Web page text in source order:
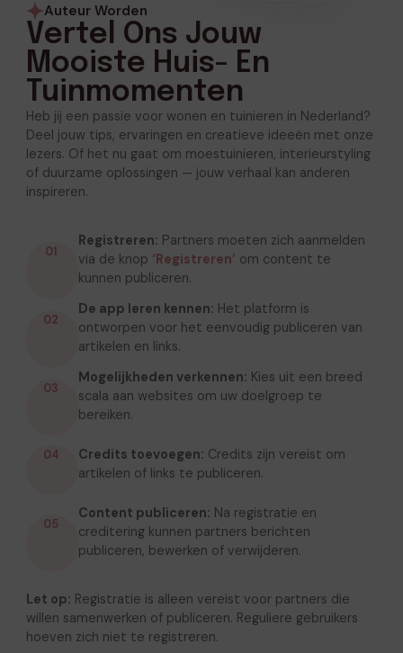
Auteur Worden
Vertel Ons Jouw
Mooiste Huis- En
Tuinmomenten
Heb jij een passie voor wonen en tuinieren in Nederland?
Deel jouw tips, ervaringen en creatieve ideeën met onze
lezers. Of het nu gaat om moestuinieren, interieurstyling
of duurzame oplossingen — jouw verhaal kan anderen
inspireren.
01
Registreren: Partners moeten zich aanmelden
via de knop ‘Registreren’ om content te
kunnen publiceren.
02
De app leren kennen: Het platform is
ontworpen voor het eenvoudig publiceren van
artikelen en links.
03
Mogelijkheden verkennen: Kies uit een breed
scala aan websites om uw doelgroep te
bereiken.
04 Credits toevoegen: Credits zijn vereist om
artikelen of links te publiceren.
05
Content publiceren: Na registratie en
creditering kunnen partners berichten
publiceren, bewerken of verwijderen.
Let op: Registratie is alleen vereist voor partners die
willen samenwerken of publiceren. Reguliere gebruikers
hoeven zich niet te registreren.